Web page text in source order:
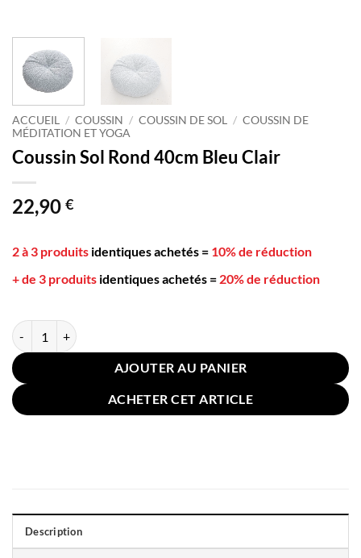
ACCUEIL / COUSSIN / COUSSIN DE SOL / COUSSIN DE
MÉDITATION ET YOGA
Coussin Sol Rond 40cm Bleu Clair
22,90 €
2 à 3 produits identiques achetés = 10% de réduction
+ de 3 produits identiques achetés = 20% de réduction
quantité de Coussin Sol Rond 40cm Bleu Clair
AJOUTER AU PANIER
ACHETER CET ARTICLE
Description